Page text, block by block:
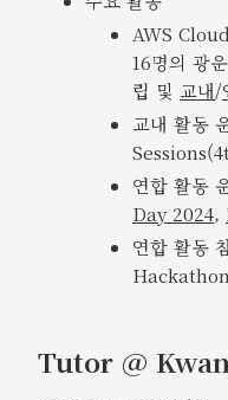
AWS
16명의 광
립 및 교내/
교내 활동
연합 활동
Day 2024,
연합 활동
Hackathon
Tutor @